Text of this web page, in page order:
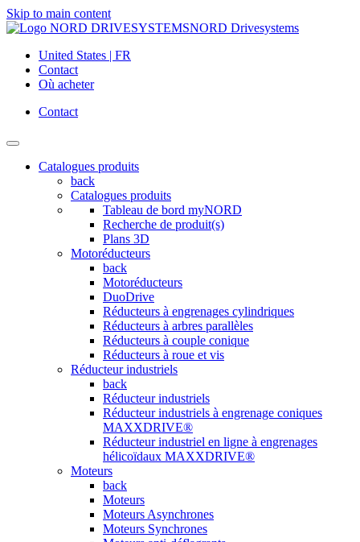
Skip to main content
NORD Drivesystems
United States | FR
Contact
Où acheter
Contact
Catalogues produits
back
Catalogues produits
Tableau de bord myNORD
Recherche de produit(s)
Plans 3D
Motoréducteurs
back
Motoréducteurs
DuoDrive
Réducteurs à engrenages cylindriques
Réducteurs à arbres parallèles
Réducteurs à couple conique
Réducteurs à roue et vis
Réducteur industriels
back
Réducteur industriels
Réducteur industriels à engrenage coniques
MAXXDRIVE®
Réducteur industriel en ligne à engrenages
hélicoïdaux MAXXDRIVE®
Moteurs
back
Moteurs
Moteurs Asynchrones
Moteurs Synchrones